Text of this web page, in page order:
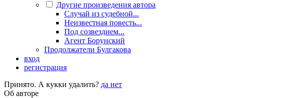
Другие произведения автора
Случай из судебной...
Неизвестная повесть...
Под созвездием...
Агент Борунский
Продолжатели Булгакова
вход
регистрация
Принято. А кукки удалить? да нет
Об авторе